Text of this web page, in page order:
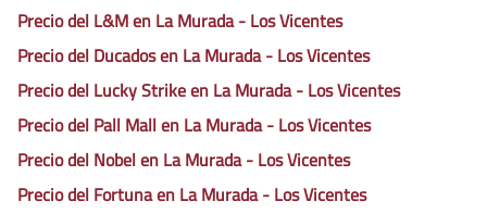
Precio del L&M en La Murada - Los Vicentes
Precio del Ducados en La Murada - Los Vicentes
Precio del Lucky Strike en La Murada - Los Vicentes
Precio del Pall Mall en La Murada - Los Vicentes
Precio del Nobel en La Murada - Los Vicentes
Precio del Fortuna en La Murada - Los Vicentes